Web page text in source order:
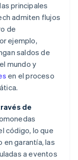
las principales
admiten flujos
de
ejemplo,
saldos de
mundo y
en el proceso
de
código, lo que
garantía, las
a eventos